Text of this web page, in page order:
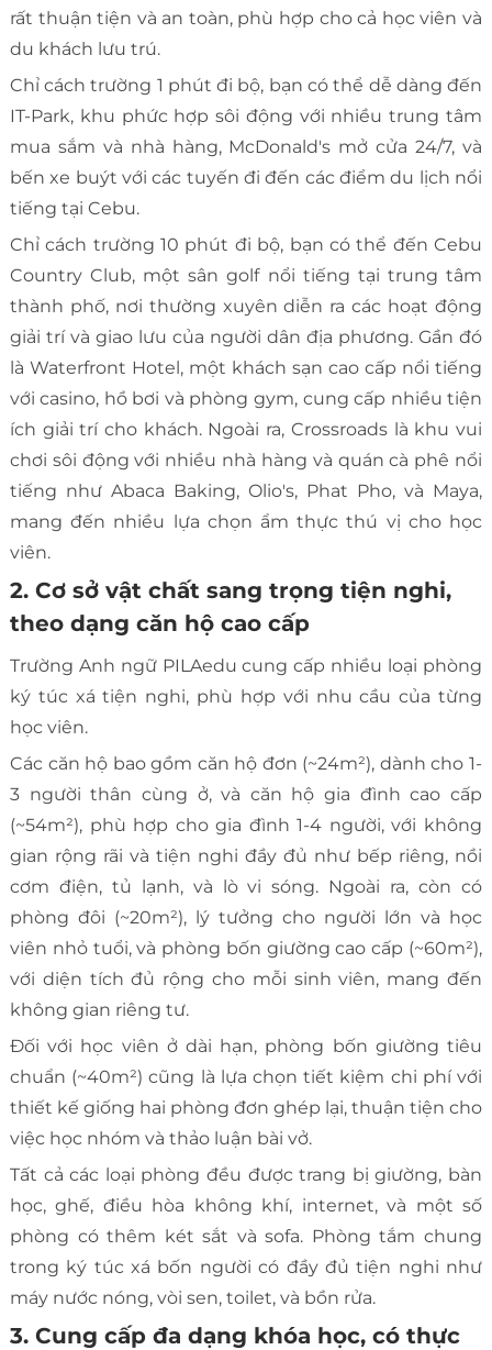
rất thuận tiện và an toàn, phù hợp cho cả học viên và
du khách lưu trú.
Chỉ cách trường 1 phút đi bộ, bạn có thể dễ dàng đến
IT-Park, khu phức hợp sôi động với nhiều trung tâm
mua sắm và nhà hàng, McDonald's mở cửa 24/7, và
bến xe buýt với các tuyến đi đến các điểm du lịch nổi
tiếng tại Cebu.
Chỉ cách trường 10 phút đi bộ, bạn có thể đến Cebu
Country Club, một sân golf nổi tiếng tại trung tâm
thành phố, nơi thường xuyên diễn ra các hoạt động
giải trí và giao lưu của người dân địa phương. Gần đó
là Waterfront Hotel, một khách sạn cao cấp nổi tiếng
với casino, hồ bơi và phòng gym, cung cấp nhiều tiện
ích giải trí cho khách. Ngoài ra, Crossroads là khu vui
chơi sôi động với nhiều nhà hàng và quán cà phê nổi
tiếng như Abaca Baking, Olio's, Phat Pho, và Maya,
mang đến nhiều lựa chọn ẩm thực thú vị cho học
viên.
2. Cơ sở vật chất sang trọng tiện nghi,
theo dạng căn hộ cao cấp
Trường Anh ngữ PILAedu cung cấp nhiều loại phòng
ký túc xá tiện nghi, phù hợp với nhu cầu của từng
học viên.
Các căn hộ bao gồm căn hộ đơn (~24m²), dành cho 1-
3 người thân cùng ở, và căn hộ gia đình cao cấp
(~54m²), phù hợp cho gia đình 1-4 người, với không
gian rộng rãi và tiện nghi đầy đủ như bếp riêng, nồi
cơm điện, tủ lạnh, và lò vi sóng. Ngoài ra, còn có
phòng đôi (~20m²), lý tưởng cho người lớn và học
viên nhỏ tuổi, và phòng bốn giường cao cấp (~60m²),
với diện tích đủ rộng cho mỗi sinh viên, mang đến
không gian riêng tư.
Đối với học viên ở dài hạn, phòng bốn giường tiêu
chuẩn (~40m²) cũng là lựa chọn tiết kiệm chi phí với
thiết kế giống hai phòng đơn ghép lại, thuận tiện cho
việc học nhóm và thảo luận bài vở.
Tất cả các loại phòng đều được trang bị giường, bàn
học, ghế, điều hòa không khí, internet, và một số
phòng có thêm két sắt và sofa. Phòng tắm chung
trong ký túc xá bốn người có đầy đủ tiện nghi như
máy nước nóng, vòi sen, toilet, và bồn rửa.
3. Cung cấp đa dạng khóa học, có thực